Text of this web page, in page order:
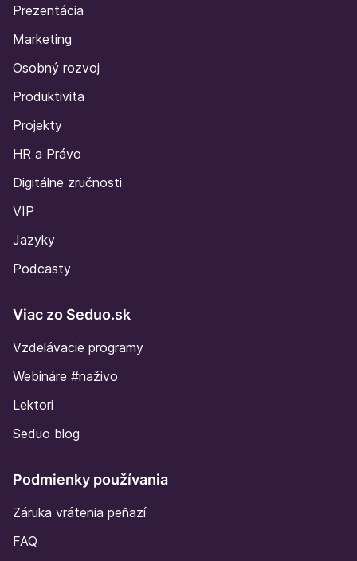
Prezentácia
Marketing
Osobný rozvoj
Produktivita
Projekty
HR a Právo
Digitálne zručnosti
VIP
Jazyky
Podcasty
Viac zo Seduo.sk
Vzdelávacie programy
Webináre #naživo
Lektori
Seduo blog
Podmienky používania
Záruka vrátenia peňazí
FAQ